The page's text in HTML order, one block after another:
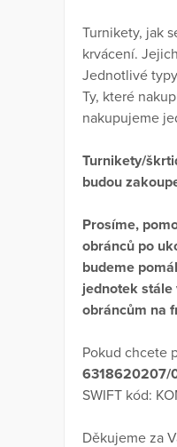
Turnikety, jak
krvácení.
Jednotlivé
Ty, které
nakupujeme
Turnikety/
budou
Prosíme,
obránců po
budeme
jednotek
obráncům na
Pokud chcete
6318620207/
SWIFT kód:
Děkujeme za